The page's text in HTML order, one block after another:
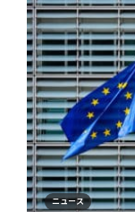
ニュース